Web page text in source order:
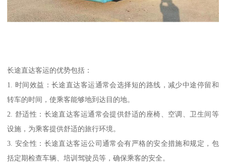
长途直达客运的优势包括：
1. 时间效益：长途直达客运通常会选择短的路线，减少中途停留和
转车的时间，使乘客能够地到达目的地。
2. 舒适性：长途直达客运通常会提供舒适的座椅、空调、卫生间等
设施，为乘客提供舒适的旅行环境。
3. 安全性：长途直达客运公司通常会有严格的安全措施和规定，包
括定期检查车辆、培训驾驶员等，确保乘客的安全。